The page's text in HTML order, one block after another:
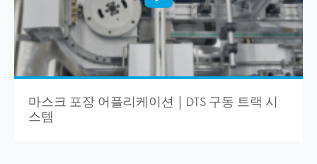
마스크 포장 어플리케이션 | DTS 구동 트랙 시
스템